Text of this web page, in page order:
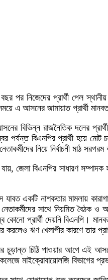
পর নিজেদের প্রার্থী পেল
এ আসনের জামায়াত প্রার্থী
বিভিন্ন রাজনৈতিক দলের
বিএনপির প্রার্থী হয়ে মোট
নিয়ে নির্বাচনী মাঠ
যায়, জেলা বিএনপির সাধারণ
একটি নাশকতার মামলায়
সাথে নিয়মিত বৈঠক
প্রার্থী দেয়নি বিএনপি।
ঋণ খেলাপীর কারণে তার
চুড়ান্ত চিঠি পাওয়ার আগে এই
মাইক্রোবায়োলজি বিভাগের